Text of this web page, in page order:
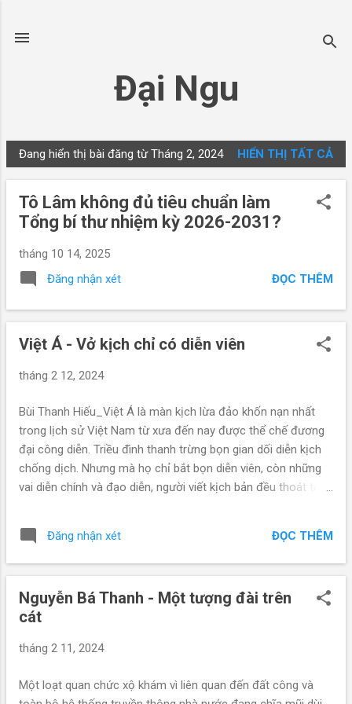
Đại Ngu
B
à
Đang hiển thị bài đăng từ Tháng 2, 2024 HIỂN THỊ TẤT CẢ
Tô Lâm không đủ tiêu chuẩn làm
Tổng bí thư nhiệm kỳ 2026-2031?
tháng 10 14, 2025
Đăng nhận xét
ĐỌC THÊM
Việt Á - Vở kịch chỉ có diễn viên
tháng 2 12, 2024
Bùi Thanh Hiếu_Việt Á là màn kịch lừa đảo khốn nạn nhất
trong lịch sử Việt Nam từ xưa đến nay được thể chế đương
đại công diễn. Triều đình thanh trừng bọn gian dối diễn kịch
chống dịch. Nhưng mà họ chỉ bắt bọn diễn viên, còn những
vai diễn chính và đạo diễn, người viết kịch bản đều thoát tội.
đoạt quyền như thời Lý, Trần, Lê chỉ giới hạn trong cung đình.
Triều đại phong kiến hiếm khi diễn kịch lừa dân lấy tiền, vì tính
chất phong kiến, triều đình thích thu thuế hay thu phí gì là ra
dân. Thể chế diễn kịch lừa nhân dân lấy tiền bắt đầu có ở
thời đảng CSVN lãnh đạo, mới đầu chỉ lẻ tẻ ở cấp nhỏ, sau
sinh, công nhân, người tham gia giao thông, chủ phương tiện
giao thông, người bệnh. Đến vụ Việt Á thì đối tượng là nhân
dân cả nước, từ lớn bé, già trẻ, mọi giai tầng. Ghê gớm nhất
Đăng nhận xét ĐỌC THÊM
Nguyễn Bá Thanh - Một tượng đài trên
cát
tháng 2 11, 2024
Một loạt quan chức xộ khám vì liên quan đến đất công và